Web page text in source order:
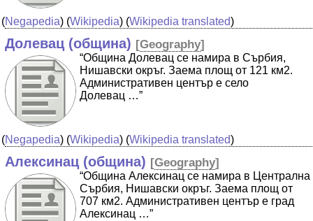
(Negapedia) (Wikipedia) (Wikipedia translated)
Долевац (община) [Geography]
“Община Долевац се намира в Сърбия,
Нишавски окръг. Заема площ от 121 км2.
Административен център е село
Долевац …”
(Negapedia) (Wikipedia) (Wikipedia translated)
Алексинац (община) [Geography]
“Община Алексинац се намира в Централна
Сърбия, Нишавски окръг. Заема площ от
707 км2. Административен център е град
Алексинац …”